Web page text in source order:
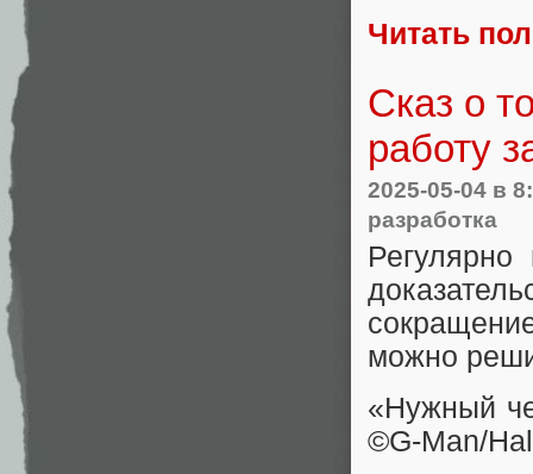
Читать
Сказ о
работу
2025-05-04 в
разработка
Регулярно
можно
«Нужный
©G‑Man/